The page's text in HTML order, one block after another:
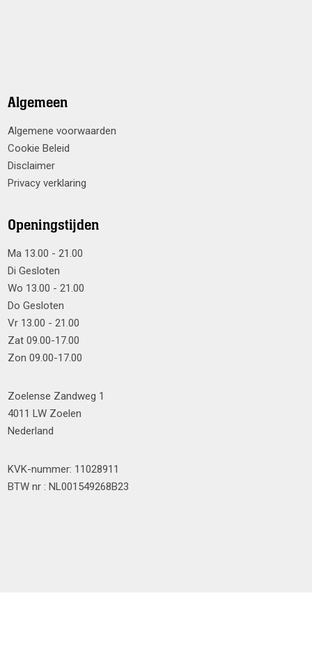
Algemeen
Algemene voorwaarden
Cookie Beleid
Disclaimer
Privacy verklaring
Openingstijden
Ma 13.00 - 21.00
Di Gesloten
Wo 13.00 - 21.00
Do Gesloten
Vr 13.00 - 21.00
Zat 09.00-17.00
Zon 09.00-17.00
Zoelense Zandweg 1
4011 LW Zoelen
Nederland
KVK-nummer: 11028911
BTW nr : NL001549268B23